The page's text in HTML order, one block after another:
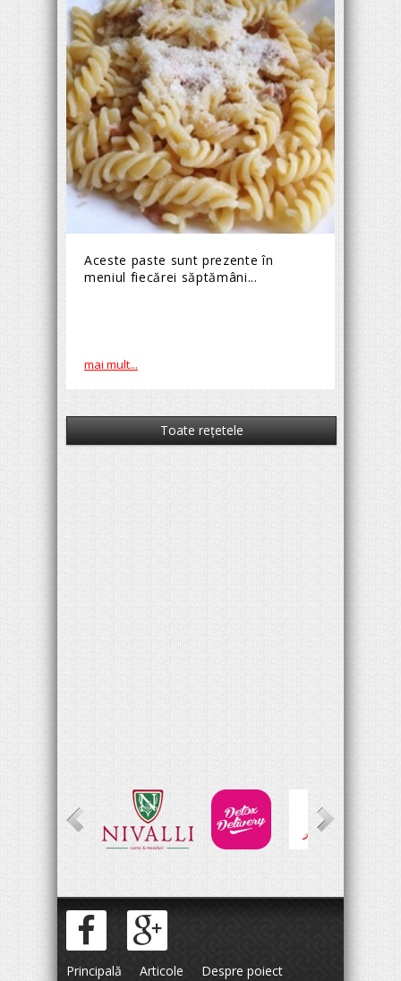
Aceste paste sunt prezente în
meniul fiecărei săptămâni...
mai mult...
Toate reţetele
Principală Articole Despre poiect